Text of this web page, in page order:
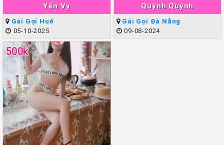
Yến Vy
Gái Gọi Huế
05-10-2025
Quỳnh Quỳnh
Gái Gọi Đà Nẵng
09-08-2024
500k